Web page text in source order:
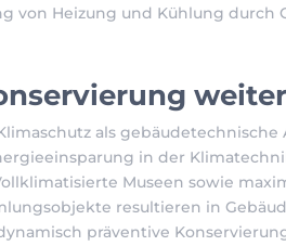
von Heizung und Kühlung durch
als
in der
Museen sowie
resultieren in
präventive